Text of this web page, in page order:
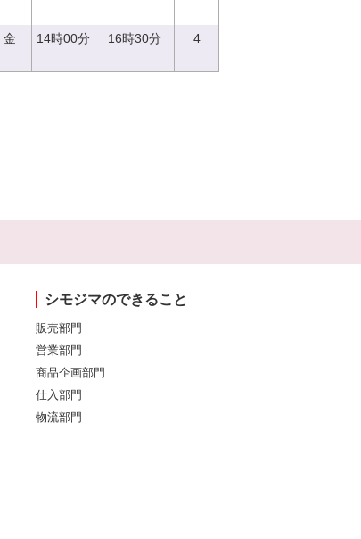
金 14時00分 16時30分 4
シモジマのできること
販売部門
営業部門
商品企画部門
仕入部門
物流部門